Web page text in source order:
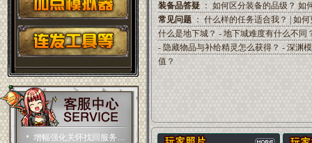
增幅强化关怀找回服务介绍
装备品答疑 ： 如何区分装备的品级？ 如
常见问题 ： 什么样的任务适合我？
如何
什么是地下城？ - 地下城难度有什么不同
- 隐藏物品与补给精灵怎么获得？ - 深渊
值？